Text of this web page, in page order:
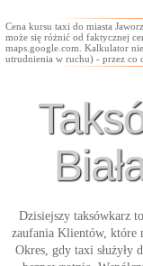
Cena kursu taxi do miasta
może się różnić od faktycznej
maps.google.com. Kalkulator
utrudnienia w ruchu) - przez co
Dzisiejszy taksówkarz
zaufania Klientów, które
Okres, gdy taxi służyły